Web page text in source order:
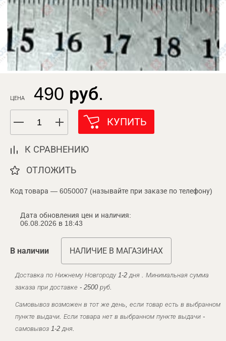
ЦЕНА 490 руб.
КУПИТЬ
К СРАВНЕНИЮ
ОТЛОЖИТЬ
Код товара — 6050007 (называйте при заказе по телефону)
Дата обновления цен и наличия:
06.08.2026 в 18:43
В наличии НАЛИЧИЕ В МАГАЗИНАХ
Доставка по Нижнему Новгороду 1-2 дня . Минимальная сумма
заказа при доставке - 2500 руб.
Самовывоз возможен в тот же день, если товар есть в выбранном
пункте выдачи. Если товара нет в выбранном пункте выдачи -
самовывоз 1-2 дня.